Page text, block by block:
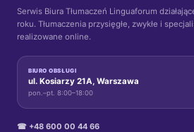
Serwis Biura Tłumaczeń Linguaforum
roku. Tłumaczenia przysięgłe, zwykłe i
realizowane online.
BIURO OBSŁUGI
ul. Kosiarzy 21A, Warszawa
pon.–pt. 8:00–18:00
☎ +48 600 00 44 66